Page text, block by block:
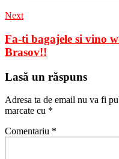
Next
Fa-ti bagajele si vino
Brasov!!
Lasă un răspuns
Adresa ta de email nu va fi
marcate cu *
Comentariu *